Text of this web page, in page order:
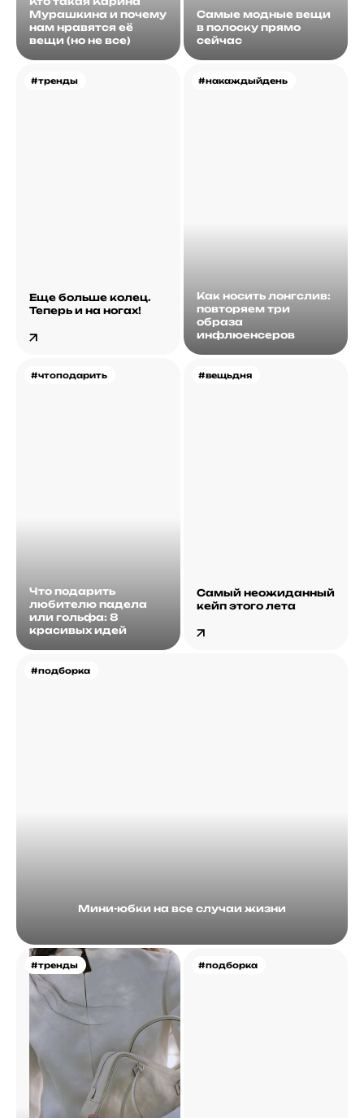
Мурашкина и почему
нам нравятся её
вещи (но не все)
Самые модные вещи
в полоску прямо
сейчас
#тренды
Еще больше колец.
Теперь и на ногах!
#накаждыйдень
Как носить лонгслив:
повторяем три
образа
инфлюенсеров
#чтоподарить
Что подарить
любителю падела
или гольфа: 8
красивых идей
#подборка
Мини-юбки на все случаи жизни
#вещьдня
Самый неожиданный
кейп этого лета
#тренды #подборка